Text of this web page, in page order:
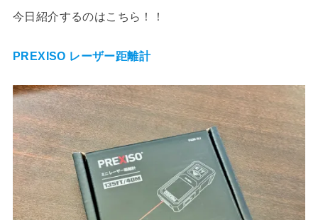
今日紹介するのはこちら！！
PREXISO レーザー距離計